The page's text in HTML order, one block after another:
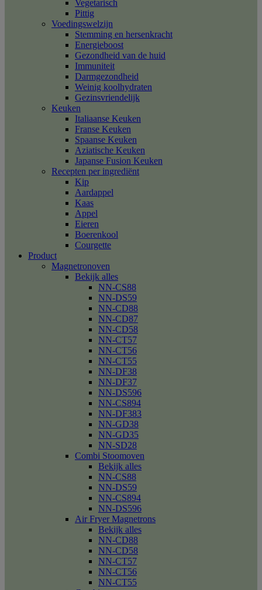
Vegetarisch
Pittig
Voedingswelzijn
Stemming en hersenkracht
Energieboost
Gezondheid van de huid
Immuniteit
Darmgezondheid
Weinig koolhydraten
Gezinsvriendelijk
Keuken
Italiaanse Keuken
Franse Keuken
Spaanse Keuken
Aziatische Keuken
Japanse Fusion Keuken
Recepten per ingrediënt
Kip
Aardappel
Kaas
Appel
Eieren
Boerenkool
Courgette
Product
Magnetronoven
Bekijk alles
NN-CS88
NN-DS59
NN-CD88
NN-CD87
NN-CD58
NN-CT57
NN-CT56
NN-CT55
NN-DF38
NN-DF37
NN-DS596
NN-CS894
NN-DF383
NN-GD38
NN-GD35
NN-SD28
Combi Stoomoven
Bekijk alles
NN-CS88
NN-DS59
NN-CS894
NN-DS596
Air Fryer Magnetrons
Bekijk alles
NN-CD88
NN-CD58
NN-CT57
NN-CT56
NN-CT55